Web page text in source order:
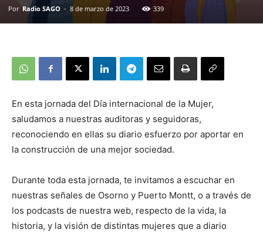
Por Radio SAGO - 8 de marzo de 2023 339
En esta jornada del Día internacional de la Mujer,
saludamos a nuestras auditoras y seguidoras,
reconociendo en ellas su diario esfuerzo por aportar en
la construcción de una mejor sociedad.
Durante toda esta jornada, te invitamos a escuchar en
nuestras señales de Osorno y Puerto Montt, o a través de
los podcasts de nuestra web, respecto de la vida, la
historia, y la visión de distintas mujeres que a diario